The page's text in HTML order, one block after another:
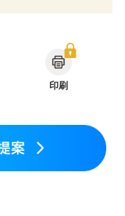
ン療法中）
妊活中
印刷